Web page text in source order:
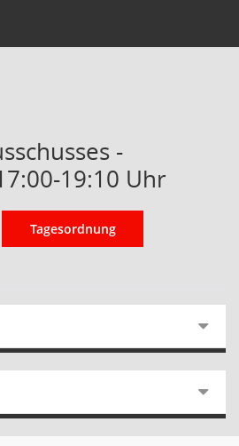
-
19:10 Uhr
Tagesordnung